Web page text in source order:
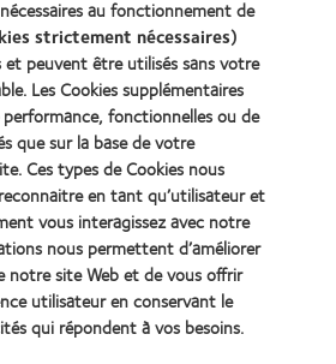
Best
Factory
Awards
(2011)
Learn
more
about
2012
REBRAND
100®
Global
Award
(2012)
au fonctionnement de
strictement nécessaires)
peuvent être utilisés sans votre
Les Cookies supplémentaires
performance, fonctionnelles ou de
que sur la base de votre
Ces types de Cookies nous
en tant qu’utilisateur et
vous interagissez avec notre
nous permettent d’améliorer
notre site Web et de vous offrir
utilisateur en conservant le
qui répondent à vos besoins.